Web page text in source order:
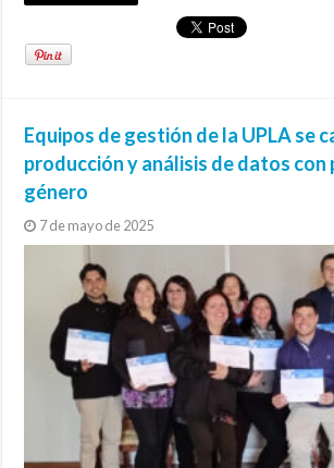
Equipos de gestión de la UPLA se
producción y análisis de datos
género
7 de mayo de 2025